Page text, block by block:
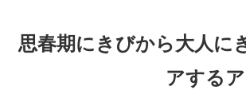
思春期にきびから大人に
アする